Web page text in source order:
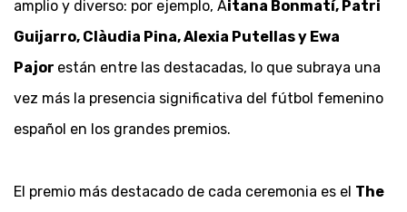
amplio y diverso: por ejemplo, Aitana Bonmatí, Patri
Guijarro, Clàudia Pina, Alexia Putellas y Ewa
Pajor están entre las destacadas, lo que subraya una
vez más la presencia significativa del fútbol femenino
español en los grandes premios.
El premio más destacado de cada ceremonia es el The